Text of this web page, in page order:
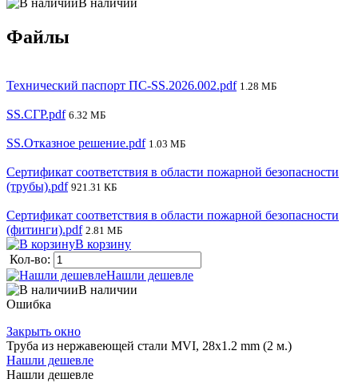
Файлы
Технический паспорт ПС-SS.2026.002.pdf 1.28 МБ
SS.СГР.pdf 6.32 МБ
SS.Отказное решение.pdf 1.03 МБ
Сертификат соответствия в области пожарной безопасности
(трубы).pdf 921.31 КБ
Сертификат соответствия в области пожарной безопасности
(фитинги).pdf 2.81 МБ
В корзину
Кол-во:
Нашли дешевле
В наличии
Ошибка
Закрыть окно
Труба из нержавеющей стали MVI, 28х1.2 mm (2 м.)
Нашли дешевле
Нашли дешевле